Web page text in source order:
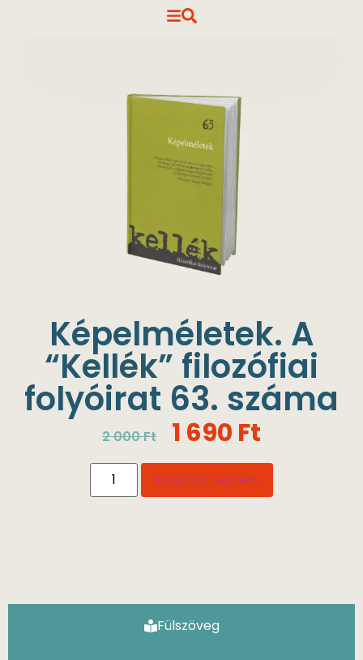
Képelméletek. A
“Kellék” filozófiai
folyóirat 63. száma
2 000Ft 1 690 Ft
Kosárba teszem
Fülszöveg